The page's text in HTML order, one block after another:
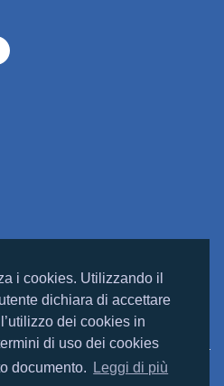
i cookies. Utilizzando il
dichiara di accettare
dei cookies in
di uso dei cookies
documento.
Leggi di più
& Tony Arbolino
Universal Resorts